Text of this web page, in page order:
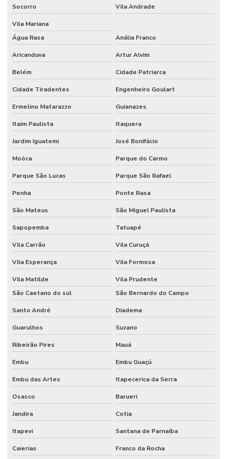
Socorro Vila Andrade
Vila Mariana
Água Rasa
Anália Franco
Aricanduva Artur Alvim
Belém Cidade Patriarca
Cidade Tiradentes Engenheiro Goulart
Ermelino Matarazzo Guianazes
Itaim Paulista Itaquera
Jardim Iguatemi José Bonifácio
Moóca Parque do Carmo
Parque São Lucas Parque São Rafael
Penha Ponte Rasa
São Mateus São Miguel Paulista
Sapopemba Tatuapé
Vila Carrão Vila Curuçá
Vila Esperança Vila Formosa
Vila Matilde
Vila Prudente
São Caetano do sul
São Bernardo do Campo
Santo André Diadema
Guarulhos Suzano
Ribeirão Pires Mauá
Embu Embu Guaçú
Embu das Artes Itapecerica da Serra
Osasco Barueri
Jandira Cotia
Itapevi Santana de Parnaíba
Caierias Franco da Rocha